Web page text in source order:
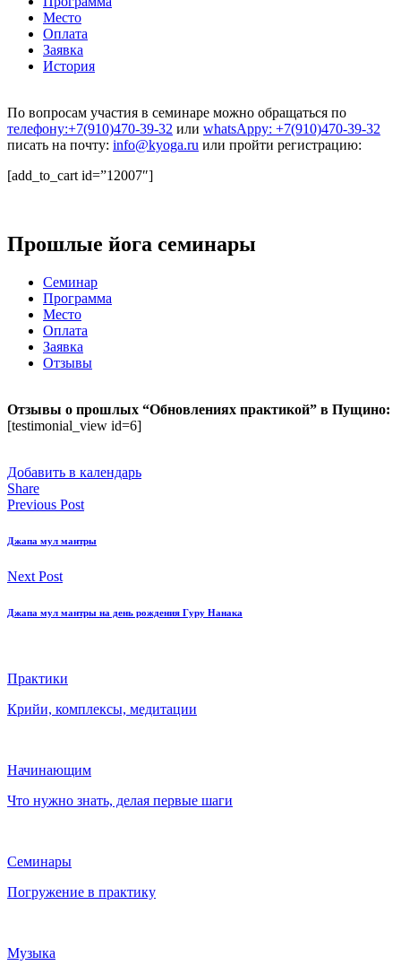
Место
Оплата
Заявка
История
По вопросам участия в семинаре можно обращаться по
телефону:+7(910)470-39-32 или whatsAppу: +7(910)470-39-32
писать на почту: info@kyoga.ru или пройти регистрацию:
[add_to_cart id=”12007″]
Прошлые йога семинары
Семинар
Программа
Место
Оплата
Заявка
Отзывы
Отзывы о прошлых “Обновлениях практикой” в Пущино:
[testimonial_view id=6]
Добавить в календарь
Share
Previous Post
Джапа мул мантры
Next Post
Джапа мул мантры на день рождения Гуру Нанака
Практики
Крийи, комплексы, медитации
Начинающим
Что нужно знать, делая первые шаги
Семинары
Погружение в практику
Музыка